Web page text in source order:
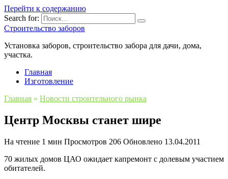
Перейти к содержанию
Search for:
Строительство заборов
Установка заборов, строительство забора для дачи, дома,
участка.
Главная
Изготовление
Главная » Новости строительного рынка
Центр Москвы станет шире
На чтение 1 мин Просмотров 206 Обновлено 13.04.2011
70 жилых домов ЦАО ожидает капремонт с долевым участием
обитателей.